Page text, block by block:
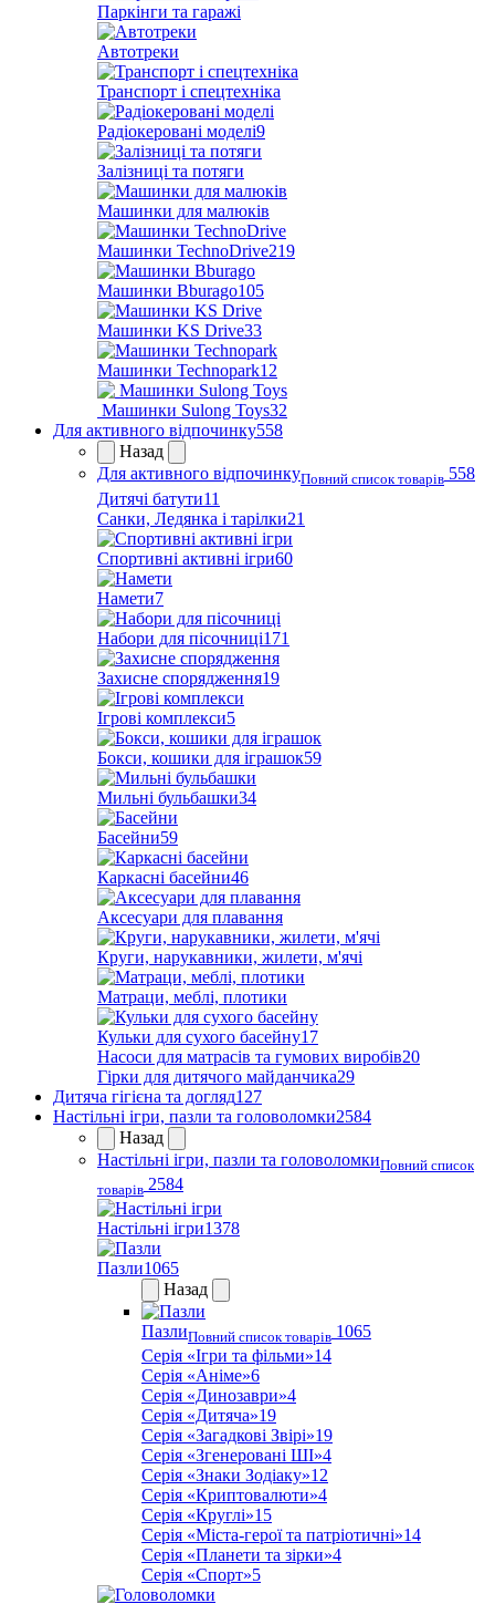
Паркінги та гаражі
Автотреки
Транспорт і спецтехніка
Радіокеровані моделі9
Залізниці та потяги
Машинки для малюків
Машинки TechnoDrive219
Машинки Bburago105
Машинки KS Drive33
Машинки Technopark12
Машинки Sulong Toys32
Для активного відпочинку558
Назад
Для активного відпочинкуПовний список товарів 558
Дитячі батути11
Санки, Ледянка і тарілки21
Спортивні активні ігри60
Намети7
Набори для пісочниці171
Захисне спорядження19
Ігрові комплекси5
Бокси, кошики для іграшок59
Мильні бульбашки34
Басейни59
Каркасні басейни46
Аксесуари для плавання
Круги, нарукавники, жилети, м'ячі
Матраци, меблі, плотики
Кульки для сухого басейну17
Насоси для матрасів та гумових виробів20
Гірки для дитячого майданчика29
Дитяча гігієна та догляд127
Настільні ігри, пазли та головоломки2584
Назад
Настільні ігри, пазли та головоломкиПовний список
товарів 2584
Настільні ігри1378
Пазли1065
Назад
ПазлиПовний список товарів 1065
Серія «Ігри та фільми»14
Серія «Аніме»6
Серія «Динозаври»4
Серія «Дитяча»19
Серія «Загадкові Звірі»19
Серія «Згенеровані ШІ»4
Серія «Знаки Зодіаку»12
Серія «Криптовалюти»4
Серія «Круглі»15
Серія «Міста-герої та патріотичні»14
Серія «Планети та зірки»4
Серія «Спорт»5